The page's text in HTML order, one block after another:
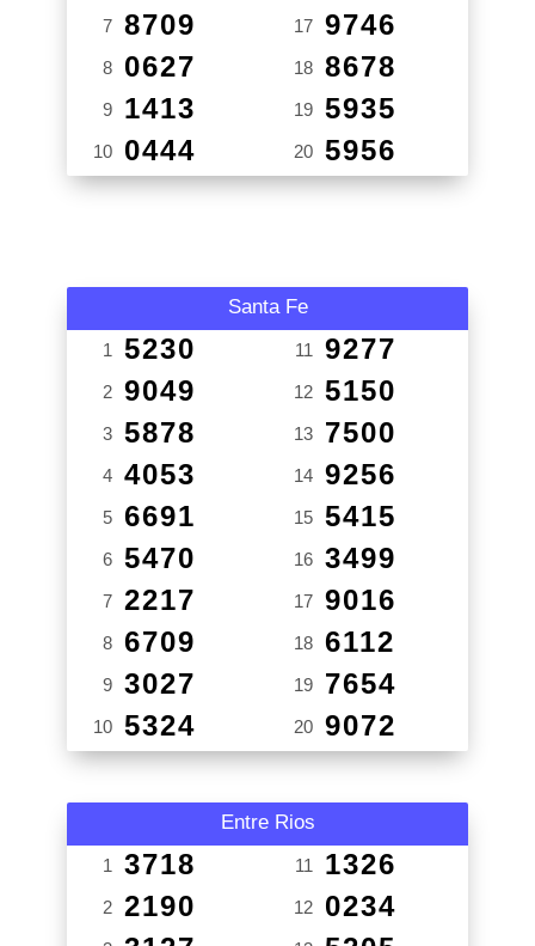
7 8709
8 0627
9 1413
10 0444
17 9746
18 8678
19 5935
20 5956
Santa Fe
1 5230
2 9049
3 5878
4 4053
5 6691
6 5470
7 2217
8 6709
9 3027
10 5324
11 9277
12 5150
13 7500
14 9256
15 5415
16 3499
17 9016
18 6112
19 7654
20 9072
Entre Rios
1 3718
2 2190
11 1326
12 0234